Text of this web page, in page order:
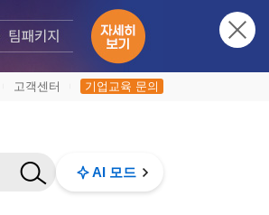
고객센터 기업교육 문의
AI 모드